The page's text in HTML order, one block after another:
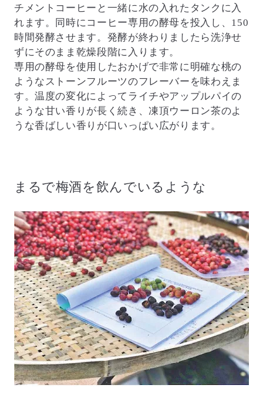
チメントコーヒーと一緒に水の入れたタンクに入
れます。同時にコーヒー専用の酵母を投入し、150
時間発酵させます。発酵が終わりましたら洗浄せ
ずにそのまま乾燥段階に入ります。
専用の酵母を使用したおかげで非常に明確な桃の
ようなストーンフルーツのフレーバーを味わえま
す。温度の変化によってライチやアップルパイの
ような甘い香りが長く続き、凍頂ウーロン茶のよ
うな香ばしい香りが口いっぱい広がります。
まるで梅酒を飲んでいるような